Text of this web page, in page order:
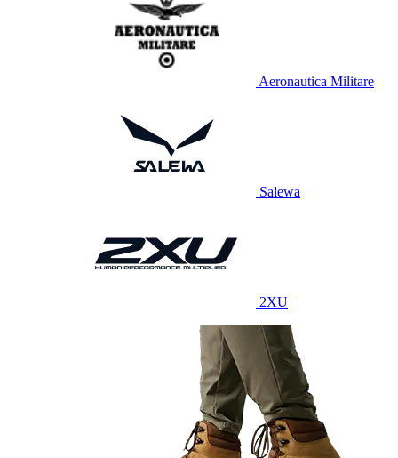
Aeronautica Militare
Salewa
2XU